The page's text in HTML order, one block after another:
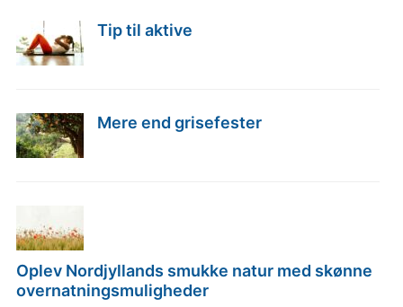
Tip til aktive
Mere end grisefester
Oplev Nordjyllands smukke natur med skønne
overnatningsmuligheder